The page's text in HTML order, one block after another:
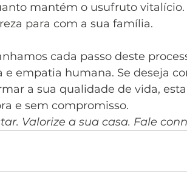
mantém o usufruto
para com a sua família.
cada passo deste
empatia humana. Se deseja
a sua qualidade de vida,
e sem compromisso.
Valorize a sua casa. Fale